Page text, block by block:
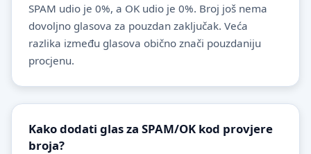
SPAM udio je 0%, a OK udio je 0%. Broj još nema
dovoljno glasova za pouzdan zaključak. Veća
razlika između glasova obično znači pouzdaniju
procjenu.
Kako dodati glas za SPAM/OK kod provjere
broja?